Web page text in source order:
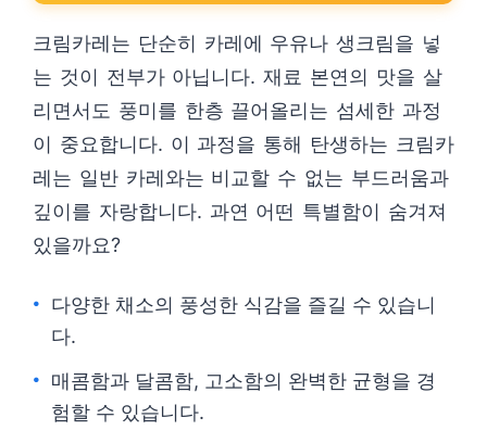
크림카레는 단순히 카레에 우유나 생크림을 넣
는 것이 전부가 아닙니다. 재료 본연의 맛을 살
리면서도 풍미를 한층 끌어올리는 섬세한 과정
이 중요합니다. 이 과정을 통해 탄생하는 크림카
레는 일반 카레와는 비교할 수 없는 부드러움과
깊이를 자랑합니다. 과연 어떤 특별함이 숨겨져
있을까요?
다양한 채소의 풍성한 식감을 즐길 수 있습니
다.
매콤함과 달콤함, 고소함의 완벽한 균형을 경
험할 수 있습니다.